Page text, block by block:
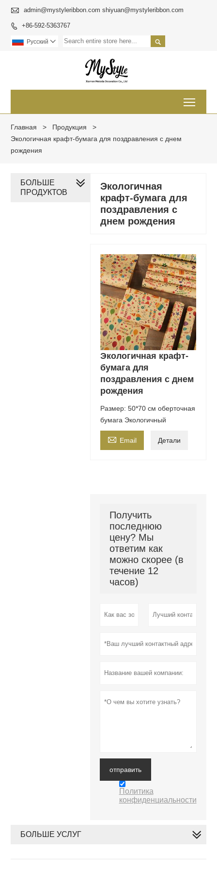
 admin@mystyleribbon.com shiyuan@mystyleribbon.com
 +86-592-5363767

Pусский 
Главная > Продукция
>
Экологичная крафт-бумага для поздравления с днем ​​
рождения
Экологичная
крафт-бумага для
поздравления с
днем ​​рождения
Экологичная крафт-
бумага для
поздравления с днем ​​
рождения
Размер: 50*70 см оберточная
бумага Экологичный
 Email Детали
Получить
последнюю
цену? Мы
ответим как
можно скорее (в
течение 12
часов)
отправить
Политика
конфиденциальности
БОЛЬШЕ
ПРОДУКТОВ
БОЛЬШЕ УСЛУГ